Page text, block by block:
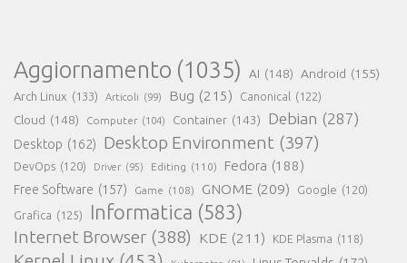
Aggiornamento (1035) AI (148) Android (155)
Arch Linux (133) Articoli (99) Bug (215) Canonical (122)
Cloud (148) Computer (104) Container (143) Debian (287)
Desktop (162) Desktop Environment (397)
DevOps (120) Driver (95) Editing (110) Fedora (188)
Free Software (157) Game (108) GNOME (209) Google (120)
Grafica (125) Informatica (583)
Internet Browser (388) KDE (211) KDE Plasma (118)